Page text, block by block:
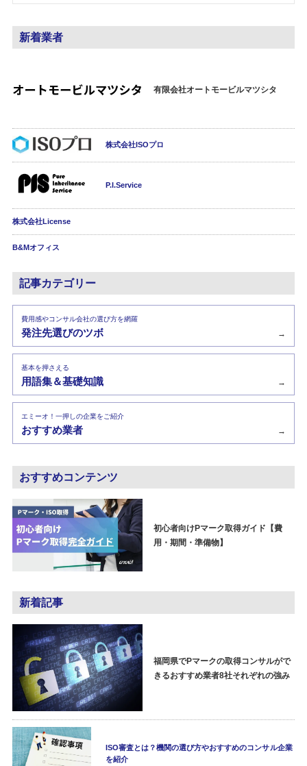
新着業者
有限会社オートモービルマツシタ
株式会社ISOプロ
P.I.Service
株式会社License
B&Mオフィス
記事カテゴリー
費用感やコンサル会社の選び方を網羅
発注先選びのツボ →
基本を押さえる
用語集＆基礎知識 →
エミーオ！一押しの企業をご紹介
おすすめ業者 →
おすすめコンテンツ
初心者向けPマーク取得ガイド【費
用・期間・準備物】
新着記事
福岡県でPマークの取得コンサルがで
きるおすすめ業者8社それぞれの強み
ISO審査とは？機関の選び方やおすすめのコンサル企業
を紹介